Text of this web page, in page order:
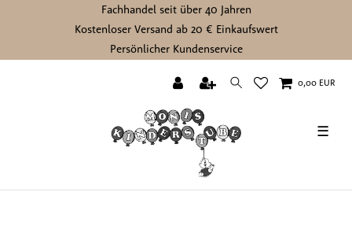
Fachhandel seit über 40 Jahren
Kostenloser Versand ab 20 € Einkaufswert
Persönlicher Kundenservice
0,00 EUR
☰